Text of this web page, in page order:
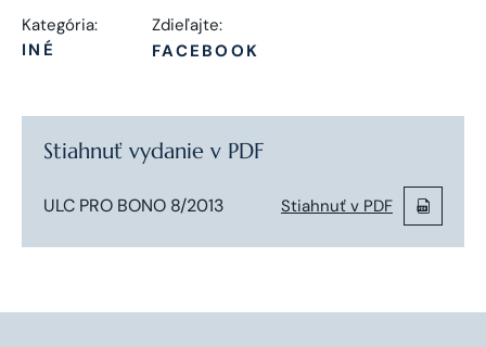
Kategória:
INÉ
Zdieľajte:
FACEBOOK
Stiahnuť vydanie v PDF
ULC PRO BONO 8/2013 Stiahnuť v PDF